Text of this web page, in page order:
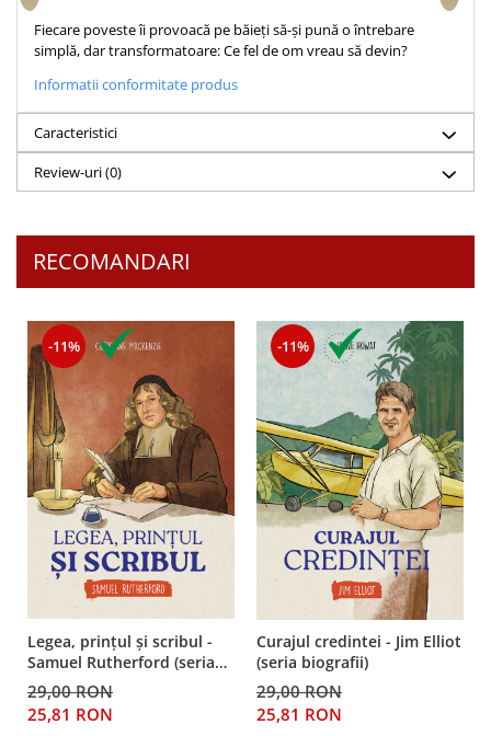
Teologie
A doua venire
Apologetica
Dogmatica
Istoria Bisericii
Misiune
Viata crestina
Contemporaneitate
Devotional
Diverse
Lupta Spirituala
Schimbarea caracterului
Slujire
Suferinta
Viata din belsug
Viata de zi cu zi
Despre afaceri
Dezvoltare personala
Leadership
Mediu
Sanatate / nutritie
Fiecare poveste îi provoacă pe băieți să-și pună o întrebare
simplă, dar transformatoare: Ce fel de om vreau să devin?
Informatii conformitate produs
Caracteristici
Review-uri(0)
RECOMANDARI
-11%
Legea, prințul și scribul -
Samuel Rutherford (seria
biografii)
29,00 RON
25,81 RON
-11%
Curajul credintei - Jim Elliot
(seria biografii)
29,00 RON
25,81 RON